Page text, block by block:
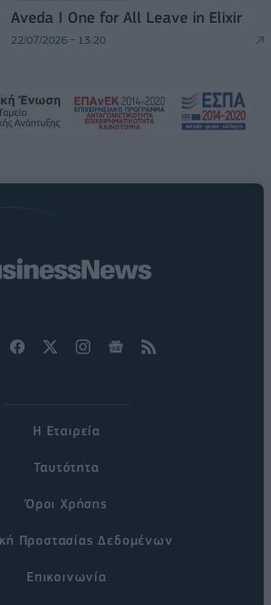
Aveda I One for All Leave in Elixir
22/07/2026 - 13:20
Η Εταιρεία
Ταυτότητα
Όροι Χρήσης
Προστασίας Δεδομένων
Επικοινωνία